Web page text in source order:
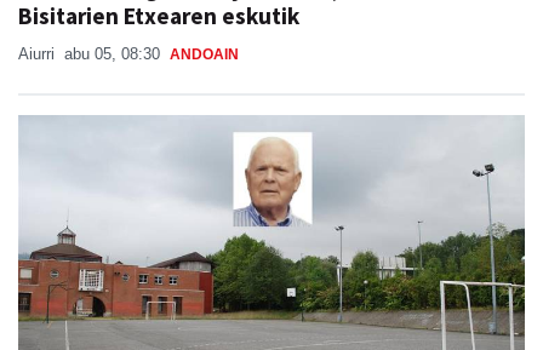
Bisitarien Etxearen eskutik
Aiurri abu 05, 08:30 ANDOAIN